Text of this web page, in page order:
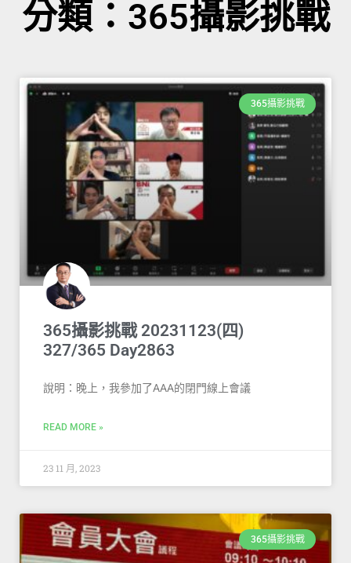
分類：365攝影挑戰
365攝影挑戰
365攝影挑戰 20231123(四)
327/365 Day2863
說明：晚上，我參加了AAA的閉門線上會議
READ MORE »
23 11 月, 2023
365攝影挑戰